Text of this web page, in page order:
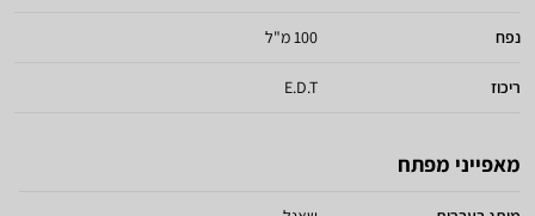
נפח 100 מ"ל
ריכוז E.D.T
מאפייני מפתח